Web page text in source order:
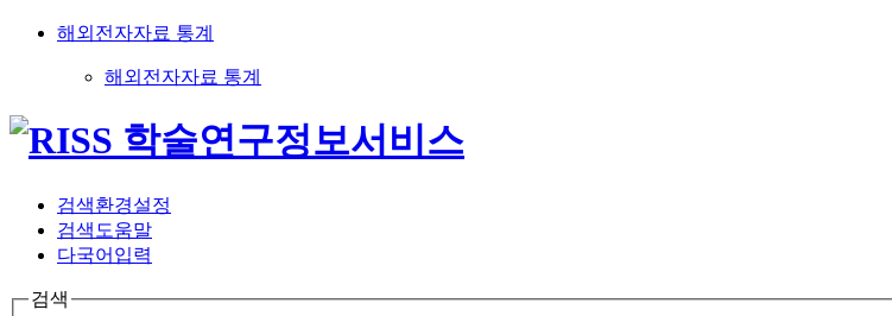
해외전자자료 통계
해외전자자료 통계
검색환경설정
검색도움말
다국어입력
검색